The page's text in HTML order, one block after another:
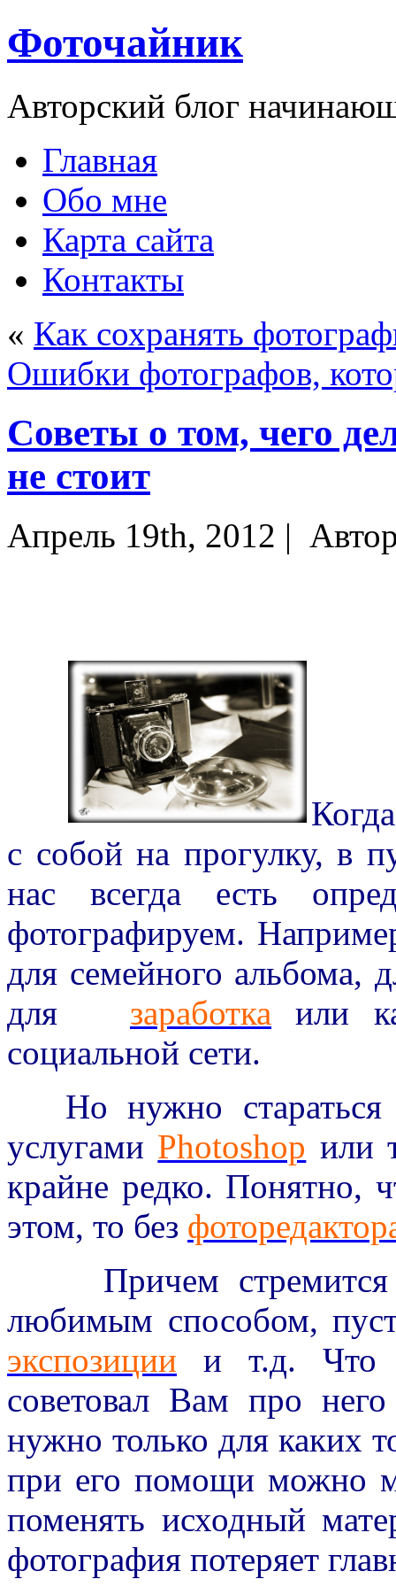
Фоточайник
Авторский блог
Главная
Обо мне
Карта сайта
Контакты
« Как сохранять
Ошибки фотографов,
Советы о том, чего
не стоит
Апрель 19th, 2012 |
с собой на прогулку, в
нас всегда есть
фотографируем.
для семейного альбома,
для заработка или
социальной сети.
Но нужно стараться
услугами Photoshop или
крайне редко. Понятно,
этом, то без
Причем стремится
любимым способом,
экспозиции и т.д. Что
советовал Вам про
нужно только для каких
при его помощи можно
поменять исходный
фотография потеряет